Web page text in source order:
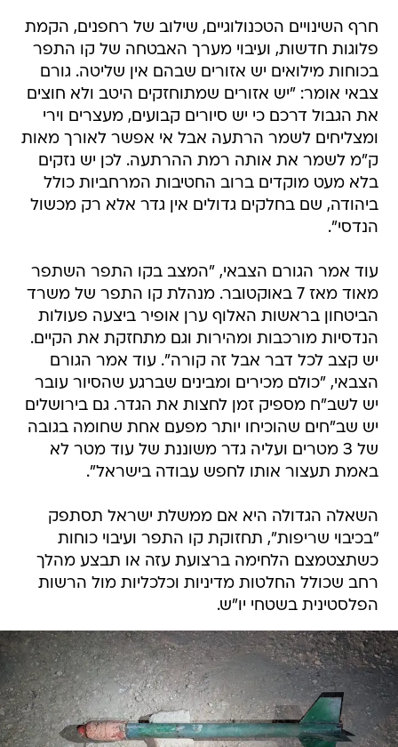
חרף השינויים הטכנולוגיים, שילוב של רחפנים, הקמת
פלוגות חדשות, ועיבוי מערך האבטחה של קו התפר
בכוחות מילואים יש אזורים שבהם אין שליטה. גורם
צבאי אומר: "יש אזורים שמתוחזקים היטב ולא חוצים
את הגבול דרכם כי יש סיורים קבועים, מעצרים וירי
ומצליחים לשמר הרתעה אבל אי אפשר לאורך מאות
ק"מ לשמר את אותה רמת ההרתעה. לכן יש נזקים
בלא מעט מוקדים ברוב החטיבות המרחביות כולל
ביהודה, שם בחלקים גדולים אין גדר אלא רק מכשול
הנדסי".
עוד אמר הגורם הצבאי, "המצב בקו התפר השתפר
מאוד מאז 7 באוקטובר. מנהלת קו התפר של משרד
הביטחון בראשות האלוף ערן אופיר ביצעה פעולות
הנדסיות מורכבות ומהירות וגם מתחזקת את הקיים.
יש קצב לכל דבר אבל זה קורה". עוד אמר הגורם
הצבאי, "כולם מכירים ומבינים שברגע שהסיור עובר
יש לשב"ח מספיק זמן לחצות את הגדר. גם בירושלים
יש שב"חים שהוכיחו יותר מפעם אחת שחומה בגובה
של 3 מטרים ועליה גדר משוננת של עוד מטר לא
באמת תעצור אותו לחפש עבודה בישראל".
השאלה הגדולה היא אם ממשלת ישראל תסתפק
"בכיבוי שריפות", תחזוקת קו התפר ועיבוי כוחות
כשתצטמצם הלחימה ברצועת עזה או תבצע מהלך
רחב שכולל החלטות מדיניות וכלכליות מול הרשות
הפלסטינית בשטחי יו"ש.